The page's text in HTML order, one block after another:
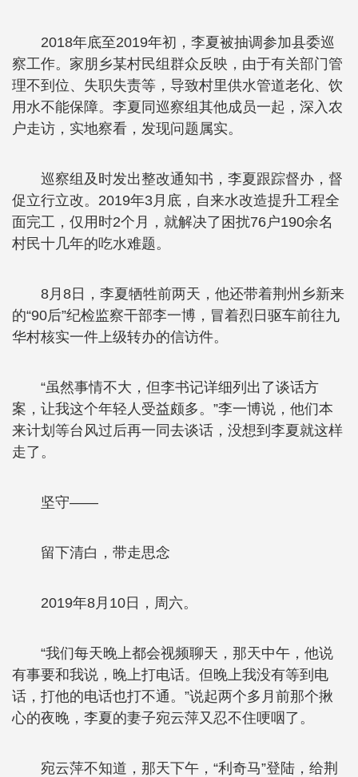
2018年底至2019年初，李夏被抽调参加县委巡
察工作。家朋乡某村民组群众反映，由于有关部门管
理不到位、失职失责等，导致村里供水管道老化、饮
用水不能保障。李夏同巡察组其他成员一起，深入农
户走访，实地察看，发现问题属实。
巡察组及时发出整改通知书，李夏跟踪督办，督
促立行立改。2019年3月底，自来水改造提升工程全
面完工，仅用时2个月，就解决了困扰76户190余名
村民十几年的吃水难题。
8月8日，李夏牺牲前两天，他还带着荆州乡新来
的“90后”纪检监察干部李一博，冒着烈日驱车前往九
华村核实一件上级转办的信访件。
“虽然事情不大，但李书记详细列出了谈话方
案，让我这个年轻人受益颇多。”李一博说，他们本
来计划等台风过后再一同去谈话，没想到李夏就这样
走了。
坚守——
留下清白，带走思念
2019年8月10日，周六。
“我们每天晚上都会视频聊天，那天中午，他说
有事要和我说，晚上打电话。但晚上我没有等到电
话，打他的电话也打不通。”说起两个多月前那个揪
心的夜晚，李夏的妻子宛云萍又忍不住哽咽了。
宛云萍不知道，那天下午，“利奇马”登陆，给荆